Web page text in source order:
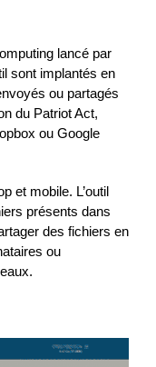
lancé par
sont implantés en
ou partagés
du Patriot Act,
ou Google
et mobile. L’outil
présents dans
des fichiers en
ou